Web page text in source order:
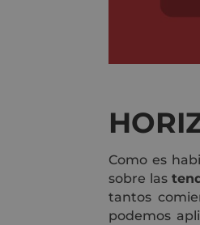
Como es
sobre las
tantos
podemos